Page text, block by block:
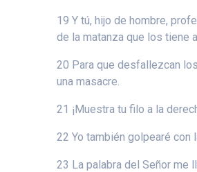
19 Y tú, hijo de hombre,
de la matanza que los tiene
20 Para que desfallezcan
una masacre.
21 ¡Muestra tu filo a la
22 Yo también golpearé con
23 La palabra del Señor me